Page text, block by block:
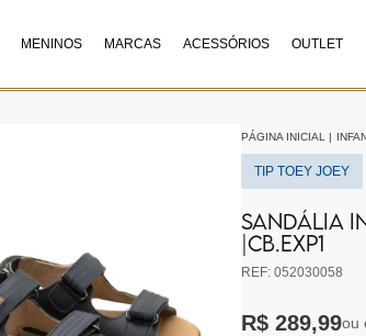
MENINOS MARCAS ACESSÓRIOS OUTLET
PÁGINA INICIAL |
TIP TOEY JOEY
SANDÁLIA
|CB.EXP1
REF: 052030058
R$ 289,99ou